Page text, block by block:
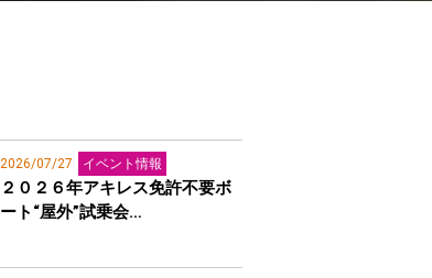
2026/07/27 イベント情報
２０２６年アキレス免許不要ボ
ート“屋外”試乗会…